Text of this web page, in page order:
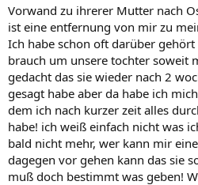
Vorwand zu ihrerer Mutter nach
ist eine entfernung von mir zu
Ich habe schon oft darüber
brauch um unsere tochter soweit
gedacht das sie wieder nach 2
gesagt habe aber da habe ich
dem ich nach kurzer zeit alles
habe! ich weiß einfach nicht was
bald nicht mehr, wer kann mir
dagegen vor gehen kann das sie
muß doch bestimmt was geben!